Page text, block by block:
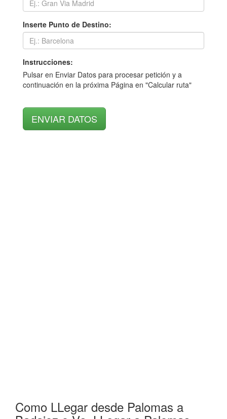
Inserte Punto de Destino:
Instrucciones:
Pulsar en Enviar Datos para procesar petición y a
continuación en la próxima Página en "Calcular ruta"
Como LLegar desde Palomas a